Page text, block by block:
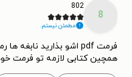
8
802
مطمئن نیستم.
همچین کتابی لازمه تو فرمت